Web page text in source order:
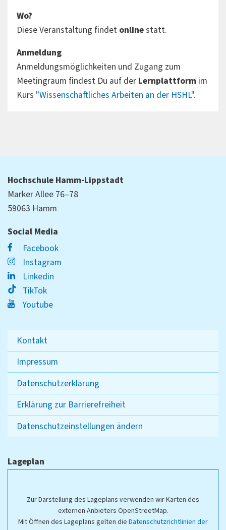
Wo?
Diese Veranstaltung findet onlinestatt.
Anmeldung
Anmeldungsmöglichkeiten und Zugang zum
Meetingraum findest Du auf der Lernplattformim
Kurs "Wissenschaftliches Arbeiten an der HSHL".
Hochschule Hamm-Lippstadt
Marker Allee 76–78
59063 Hamm
Social Media
Facebook
Instagram
Linkedin
TikTok
Youtube
Kontakt
Impressum
Datenschutzerklärung
Erklärung zur Barrierefreiheit
Datenschutzeinstellungen ändern
Lageplan
Zur Darstellung des Lageplans verwenden wir Karten des
externen Anbieters OpenStreetMap.
Mit Öffnen des Lageplans gelten die Datenschutzrichtlinien der